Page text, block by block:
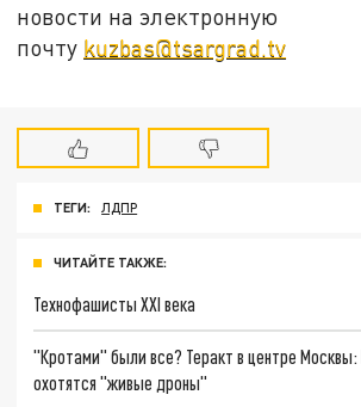
новости на электронную
почту kuzbas@tsargrad.tv
ТЕГИ: ЛДПР
ЧИТАЙТЕ ТАКЖЕ:
Технофашисты XXI века
"Кротами" были все? Теракт в центре Москвы:
охотятся "живые дроны"